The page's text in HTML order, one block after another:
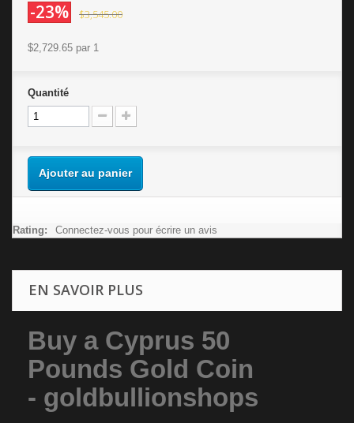
-23% $3,545.00
$2,729.65 par 1
Quantité
Ajouter au panier
Rating: Connectez-vous pour écrire un avis
EN SAVOIR PLUS
Buy a Cyprus 50
Pounds Gold Coin
- goldbullionshops